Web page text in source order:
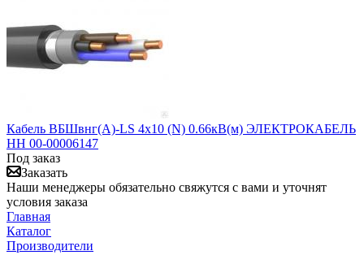
Кабель ВБШвнг(А)-LS 4х10 (N) 0.66кВ(м) ЭЛЕКТРОКАБЕЛЬ
НН 00-00006147
Под заказ
Заказать
Наши менеджеры обязательно свяжутся с вами и уточнят
условия заказа
Главная
Каталог
Производители